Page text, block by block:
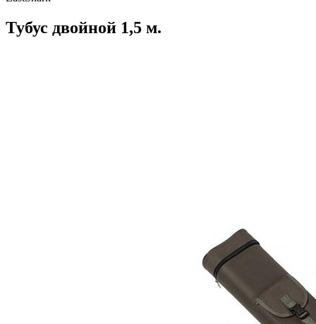
Тубус двойной 1,5 м.